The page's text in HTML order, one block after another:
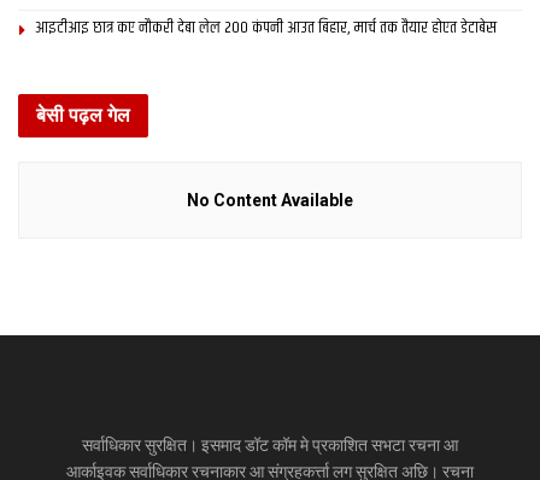
आइटीआइ छात्र कए नौकरी देबा लेल 200 कंपनी आउत बिहार, मार्च तक तैयार होएत डेटाबेस
बेसी पढ़ल गेल
No Content Available
सर्वाधिकार सुरक्षित। इसमाद डॉट कॉम मे प्रकाशित सभटा रचना आ
आर्काइवक सर्वाधिकार रचनाकार आ संग्रहकर्त्ता लग सुरक्षित अछि। रचना